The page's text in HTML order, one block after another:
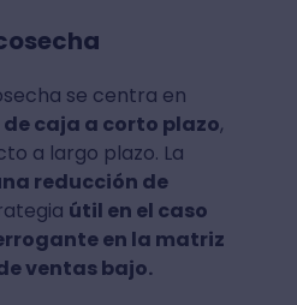
se centra en
caja a corto plazo,
a largo plazo. La
reducción de
útil en el caso
en la matriz
ventas bajo.